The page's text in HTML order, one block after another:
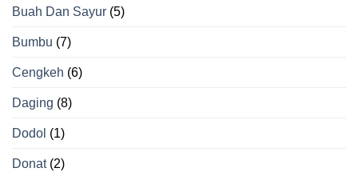
Buah Dan Sayur (5)
Bumbu (7)
Cengkeh (6)
Daging (8)
Dodol (1)
Donat(2)